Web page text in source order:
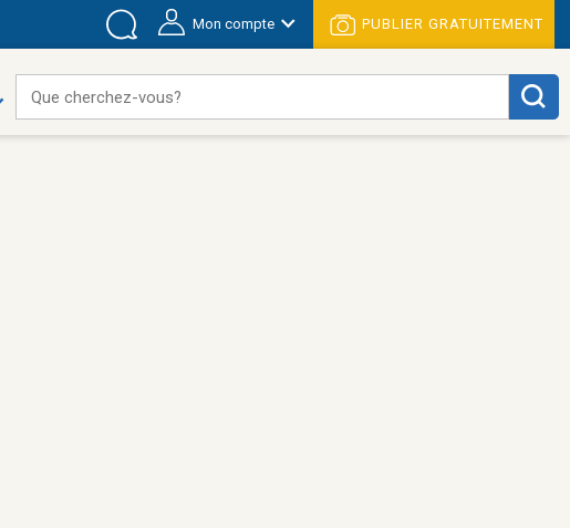
Mon compte PUBLIER GRATUITEMENT
Que cherchez-vous?